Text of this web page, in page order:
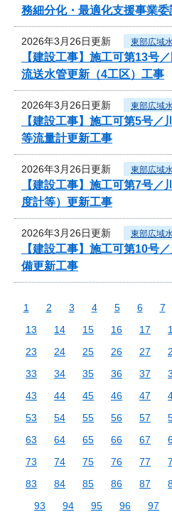
務細分化・最適化支援事業委
2026年3月26日更新 東部広域
【建設工事】施工可第13号
流送水管更新（4工区）工事
2026年3月26日更新 東部広域
【建設工事】施工可第5号／
等流量計更新工事
2026年3月26日更新 東部広域
【建設工事】施工可第7号／
度計等）更新工事
2026年3月26日更新 東部広域
【建設工事】施工可第10号
備更新工事
1 2 3 4 5 6 7
13
14 15 16 17
23
24 25 26 27
33
34 35 36 37
43
44 45 46 47
53
54 55 56 57
63
64 65 66 67
73
74 75 76 77
83
84 85 86 87
93
94 95 96 97